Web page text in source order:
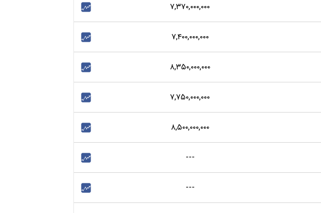
۷,۳۷۰,۰۰۰,۰۰۰
۷,۴۰۰,۰۰۰,۰۰۰
۸,۳۵۰,۰۰۰,۰۰۰
۷,۷۵۰,۰۰۰,۰۰۰
۸,۵۰۰,۰۰۰,۰۰۰
---
---